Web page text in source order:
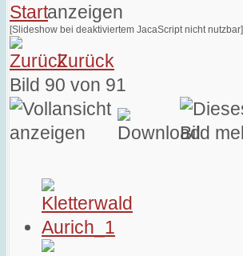
[Slideshow bei deaktiviertem JacaScript nicht nutzbar]
Zurück
Bild 90 von 91